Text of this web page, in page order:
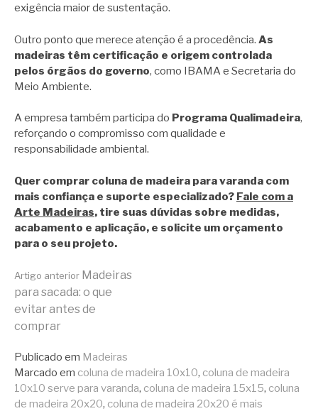
exigência maior de sustentação.
Outro ponto que merece atenção é a procedência. As
madeiras têm certificação e origem controlada
pelos órgãos do governo, como IBAMA e Secretaria do
Meio Ambiente.
A empresa também participa do Programa Qualimadeira,
reforçando o compromisso com qualidade e
responsabilidade ambiental.
Quer comprar coluna de madeira para varanda com
mais confiança e suporte especializado? Fale com a
Arte Madeiras, tire suas dúvidas sobre medidas,
acabamento e aplicação, e solicite um orçamento
para o seu projeto.
Continue
lendo
Artigo anterior Madeiras
para sacada: o que
evitar antes de
comprar
Publicado em Madeiras
Marcado em coluna de madeira 10x10, coluna de madeira
10x10 serve para varanda, coluna de madeira 15x15, coluna
de madeira 20x20, coluna de madeira 20x20 é mais